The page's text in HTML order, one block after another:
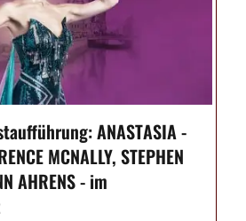
ANASTASIA -
MCNALLY, STEPHEN
AHRENS - im